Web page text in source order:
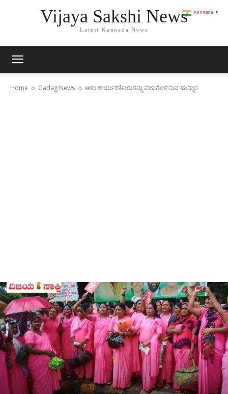
Vijaya Sakshi News
Latest Kannada News
Home Gadag News ಆಶಾ ಕಾರ್ಯಕರ್ತೆಯರನ್ನು ವಜಾಗೊಳಿಸುವ ಹುನ್ನಾರ
Kannada ▼